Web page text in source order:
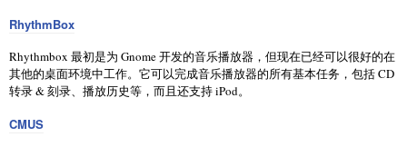
RhythmBox
Rhythmbox 最初是为 Gnome 开发的音乐播放器，但现在已经可以很好的在
其他的桌面环境中工作。它可以完成音乐播放器的所有基本任务，包括 CD
转录 & 刻录、播放历史等，而且还支持 iPod。
CMUS